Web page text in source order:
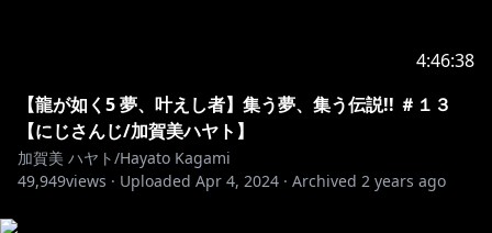
4:46:38
【龍が如く5 夢、叶えし者】集う夢、集う伝説!! ＃１３
【にじさんじ/加賀美ハヤト】
加賀美 ハヤト/Hayato Kagami
49,949views · Uploaded Apr 4, 2024 · Archived 2 years ago